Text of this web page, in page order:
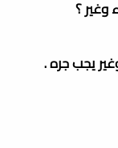
؟
يجب جره .